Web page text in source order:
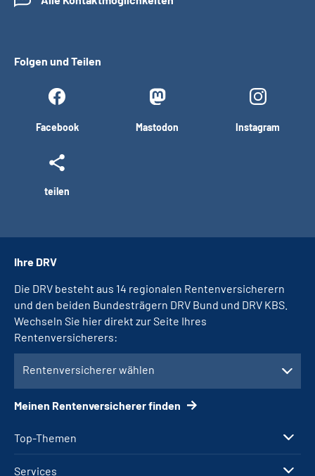
Folgen und Teilen
Facebook Mastodon Instagram
teilen
Top-Themen
Services
Ihre DRV
Die DRV besteht aus 14 regionalen Rentenversicherern
und den beiden Bundesträgern DRV Bund und DRV KBS.
Wechseln Sie hier direkt zur Seite Ihres
Rentenversicherers:
Rentenversicherer wählen
Meinen Rentenversicherer finden